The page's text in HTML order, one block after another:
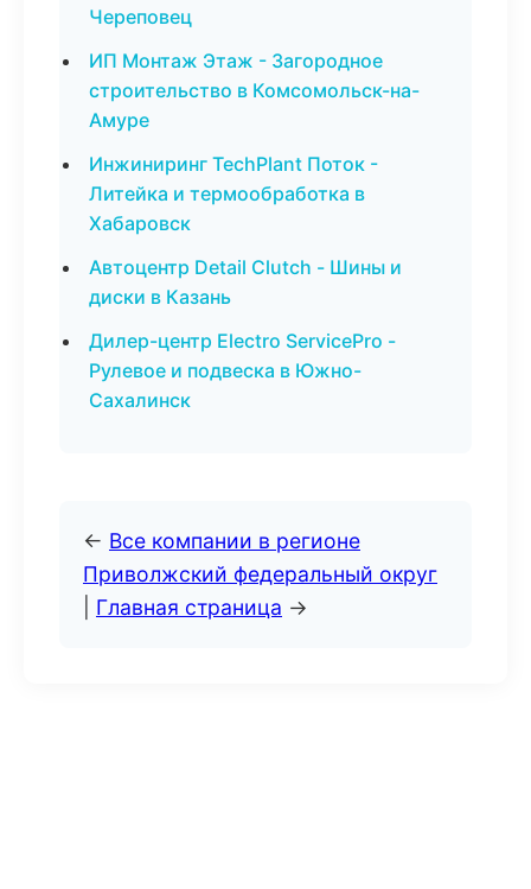
Череповец
ИП Монтаж Этаж - Загородное
строительство в Комсомольск-на-
Амуре
Инжиниринг TechPlant Поток -
Литейка и термообработка в
Хабаровск
Автоцентр Detail Clutch - Шины и
диски в Казань
Дилер-центр Electro ServicePro -
Рулевое и подвеска в Южно-
Сахалинск
← Все компании в регионе
Приволжский федеральный округ
Главная страница →